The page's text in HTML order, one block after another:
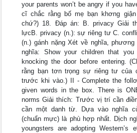
your parents won’t be angry if you
cĩ chắc rằng bố mẹ bạn khơng
chứ?) 18. Đáp án: B. privacy Giải
lựcB. privacy (n.): sự riêng tư C.
(n.) gánh nặng Xét về nghĩa,
nghĩa: Show your children that
knocking the door before entering.
rằng bạn tơn trọng sự riêng tư của
trước khi vào.) II - Complete the
given words in the box. There is
norms Giải thích: Trước vị trí cần
cần một danh từ. Dựa vào nghĩa
(chuẩn mực) là phù hợp nhất. Dịch
youngsters are adopting Western’s